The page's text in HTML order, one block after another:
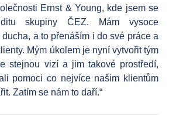
Ernst & Young, kde jsem se
skupiny ČEZ. Mám vysoce
a to přenáším i do své práce a
Mým úkolem je nyní vytvořit tým
stejnou vizí a jim takové prostředí,
pomoci co nejvíce našim klientům
Zatím se nám to daří.“